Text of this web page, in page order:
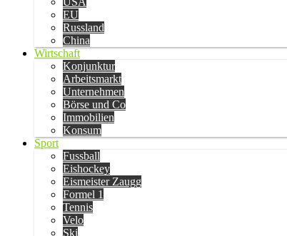
EU
Russland
China
Wirtschaft
Konjunktur
Arbeitsmarkt
Unternehmen
Börse und Co
Immobilien
Konsum
Sport
Fussball
Eishockey
Eismeister Zaugg
Formel 1
Tennis
Velo
Ski